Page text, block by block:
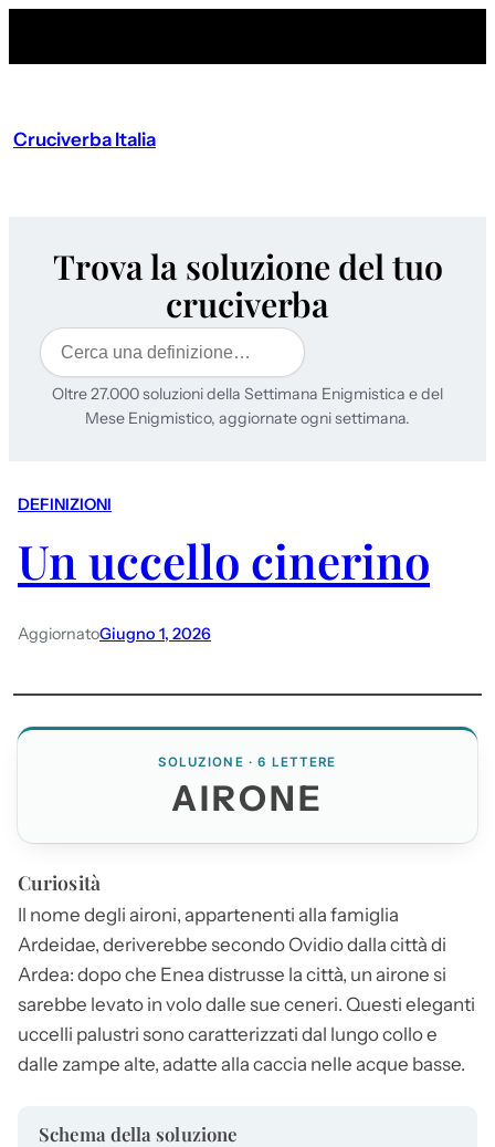
Cruciverba Italia
Trova la soluzione del tuo
cruciverba
Cerca
Oltre 27.000 soluzioni della Settimana Enigmistica e del
Mese Enigmistico, aggiornate ogni settimana.
DEFINIZIONI
Un uccello cinerino
AggiornatoGiugno 1, 2026
SOLUZIONE · 6 LETTERE
AIRONE
Curiosità
Il nome degli aironi, appartenenti alla famiglia
Ardeidae, deriverebbe secondo Ovidio dalla città di
Ardea: dopo che Enea distrusse la città, un airone si
sarebbe levato in volo dalle sue ceneri. Questi eleganti
uccelli palustri sono caratterizzati dal lungo collo e
dalle zampe alte, adatte alla caccia nelle acque basse.
Schema della soluzione